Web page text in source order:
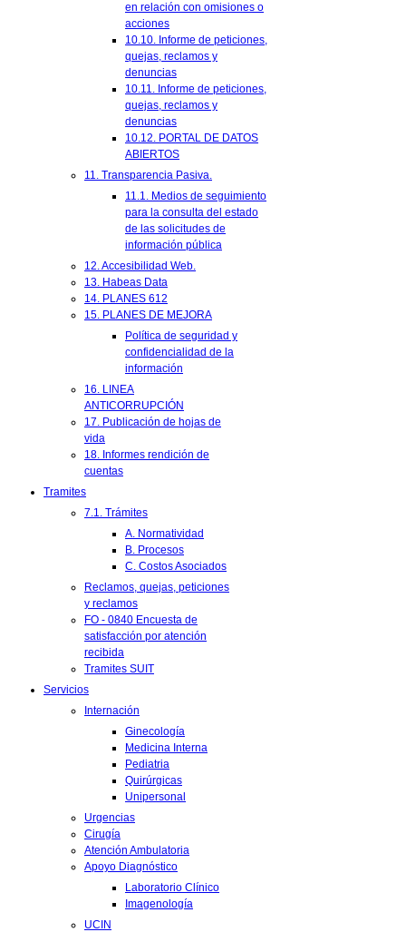
en relación con omisiones o
acciones
10.10. Informe de peticiones,
quejas, reclamos y
denuncias
10.11. Informe de peticiones,
quejas, reclamos y
denuncias
10.12. PORTAL DE DATOS
ABIERTOS
11. Transparencia Pasiva.
11.1. Medios de seguimiento
para la consulta del estado
de las solicitudes de
información pública
12. Accesibilidad Web.
13. Habeas Data
14. PLANES 612
15. PLANES DE MEJORA
Política de seguridad y
confidencialidad de la
información
16. LINEA
ANTICORRUPCIÓN
17. Publicación de hojas de
vida
18. Informes rendición de
cuentas
Tramites
7.1. Trámites
A. Normatividad
B. Procesos
C. Costos Asociados
Reclamos, quejas, peticiones
y reclamos
FO - 0840 Encuesta de
satisfacción por atención
recibida
Tramites SUIT
Servicios
Internación
Ginecología
Medicina Interna
Pediatria
Quirúrgicas
Unipersonal
Urgencias
Cirugía
Atención Ambulatoria
Apoyo Diagnóstico
Laboratorio Clínico
Imagenología
UCIN